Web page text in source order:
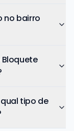
no bairro
tipo de